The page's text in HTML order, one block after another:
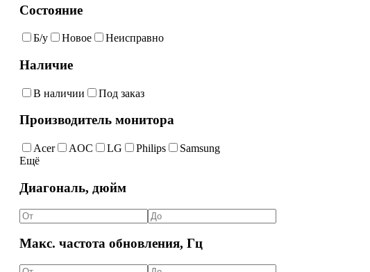
Состояние
Б/у Новое Неисправно
Наличие
В наличии Под заказ
Производитель монитора
Acer AOC LG Philips
Samsung
Ещё
Диагональ, дюйм
Макс. частота обновления, Гц